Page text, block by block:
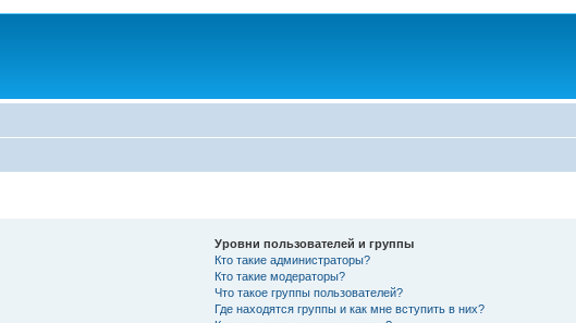
Уровни пользователей и группы
Кто такие администраторы?
Кто такие модераторы?
Что такое группы пользователей?
Где находятся группы и как мне вступить в них?